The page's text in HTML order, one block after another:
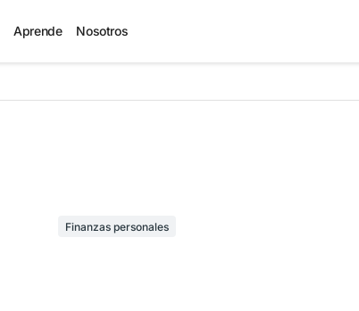
Aprende Nosotros
Finanzas personales